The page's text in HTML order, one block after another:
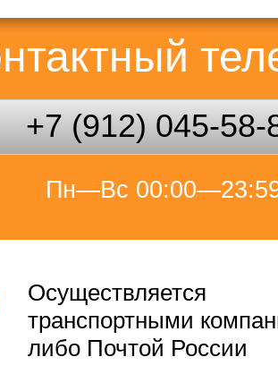
+7 (912) 045-58-
Пн—Вс
Осуществляется
транспортными
либо Почтой России